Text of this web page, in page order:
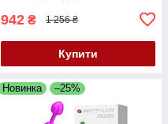
942 ₴ 1 256 ₴
Купити
Новинка –25%